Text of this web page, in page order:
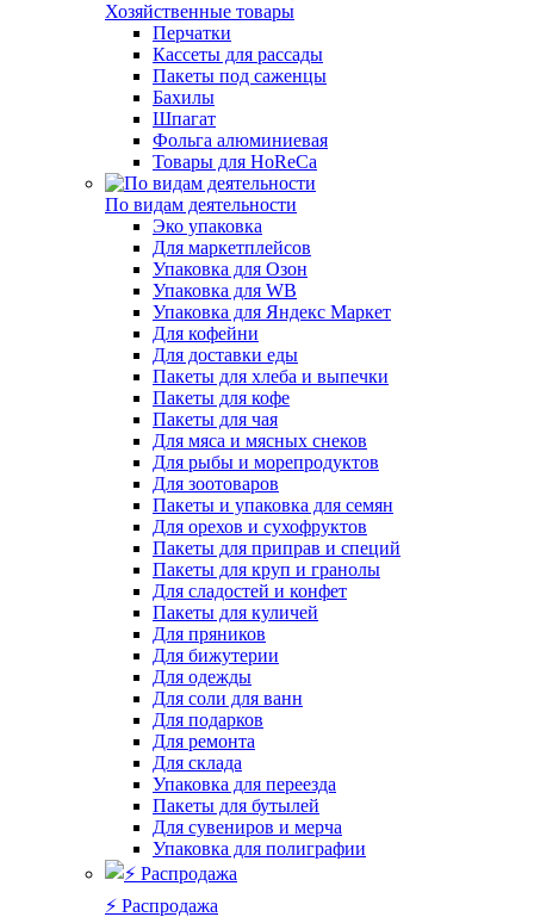
Хозяйственные товары
Перчатки
Кассеты для рассады
Пакеты под саженцы
Бахилы
Шпагат
Фольга алюминиевая
Товары для HoReCa
По видам деятельности
Эко упаковка
Для маркетплейсов
Упаковка для Озон
Упаковка для WB
Упаковка для Яндекс Маркет
Для кофейни
Для доставки еды
Пакеты для хлеба и выпечки
Пакеты для кофе
Пакеты для чая
Для мяса и мясных снеков
Для рыбы и морепродуктов
Для зоотоваров
Пакеты и упаковка для семян
Для орехов и сухофруктов
Пакеты для приправ и специй
Пакеты для круп и гранолы
Для сладостей и конфет
Пакеты для куличей
Для пряников
Для бижутерии
Для одежды
Для соли для ванн
Для подарков
Для ремонта
Для склада
Упаковка для переезда
Пакеты для бутылей
Для сувениров и мерча
Упаковка для полиграфии
⚡️ Распродажа